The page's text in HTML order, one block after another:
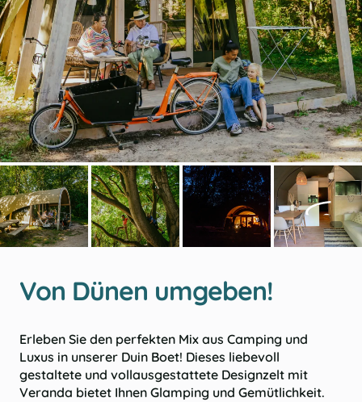
Von Dünen umgeben!
Erleben Sie den perfekten Mix aus Camping und
Luxus in unserer Duin Boet! Dieses liebevoll
gestaltete und vollausgestattete Designzelt mit
Veranda bietet Ihnen Glamping und Gemütlichkeit.